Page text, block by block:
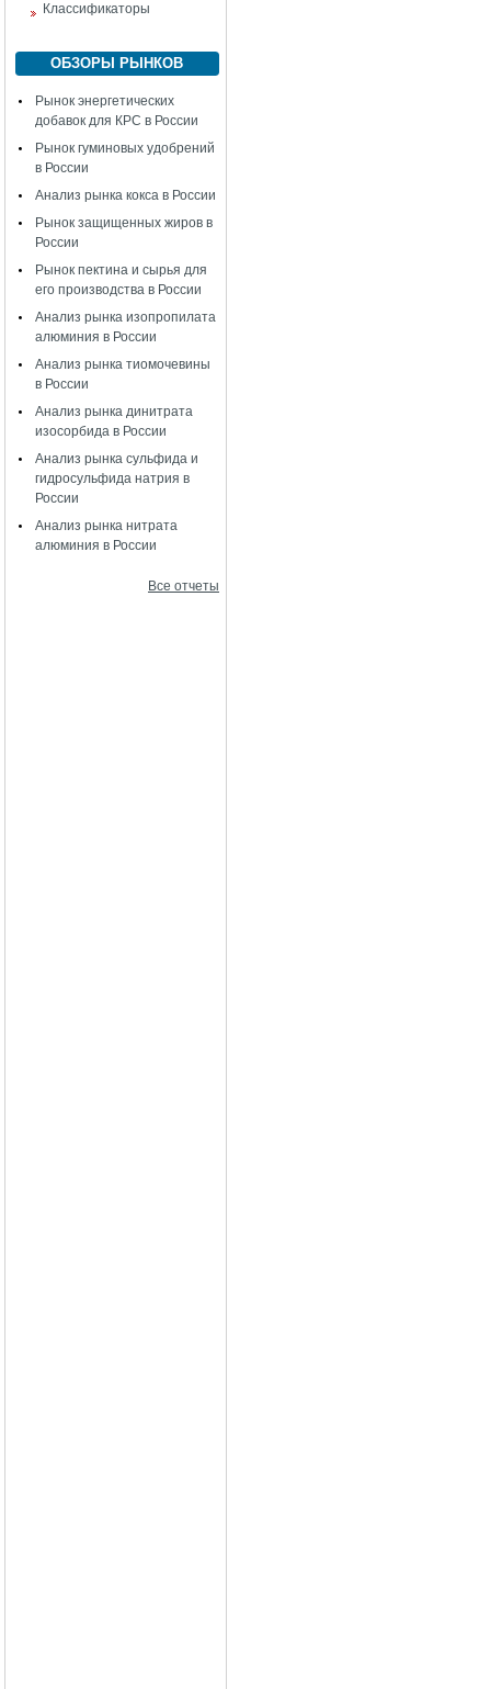
Классификаторы
ОБЗОРЫ РЫНКОВ
Рынок энергетических
добавок для КРС в России
Рынок гуминовых удобрений
в России
Анализ рынка кокса в России
Рынок защищенных жиров в
России
Рынок пектина и сырья для
его производства в России
Анализ рынка изопропилата
алюминия в России
Анализ рынка тиомочевины
в России
Анализ рынка динитрата
изосорбида в России
Анализ рынка сульфида и
гидросульфида натрия в
России
Анализ рынка нитрата
алюминия в России
Все отчеты